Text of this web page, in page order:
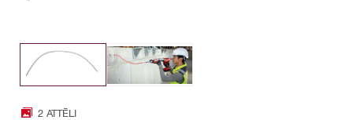
2 ATTĒLI